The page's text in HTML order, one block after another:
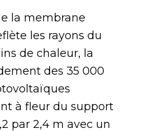
la membrane
les rayons du
de chaleur, la
des 35 000
à fleur du support
par 2,4 m avec un